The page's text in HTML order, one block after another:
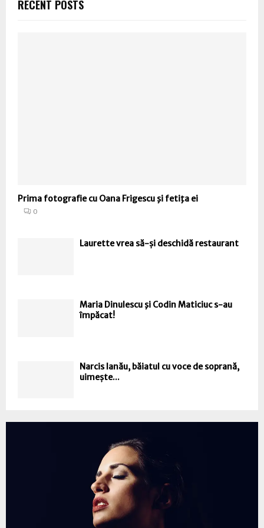
RECENT POSTS
Prima fotografie cu Oana Frigescu şi fetiţa ei
0
Laurette vrea să-și deschidă restaurant
Maria Dinulescu şi Codin Maticiuc s-au
împăcat!
Narcis Ianău, băiatul cu voce de soprană,
uimește...